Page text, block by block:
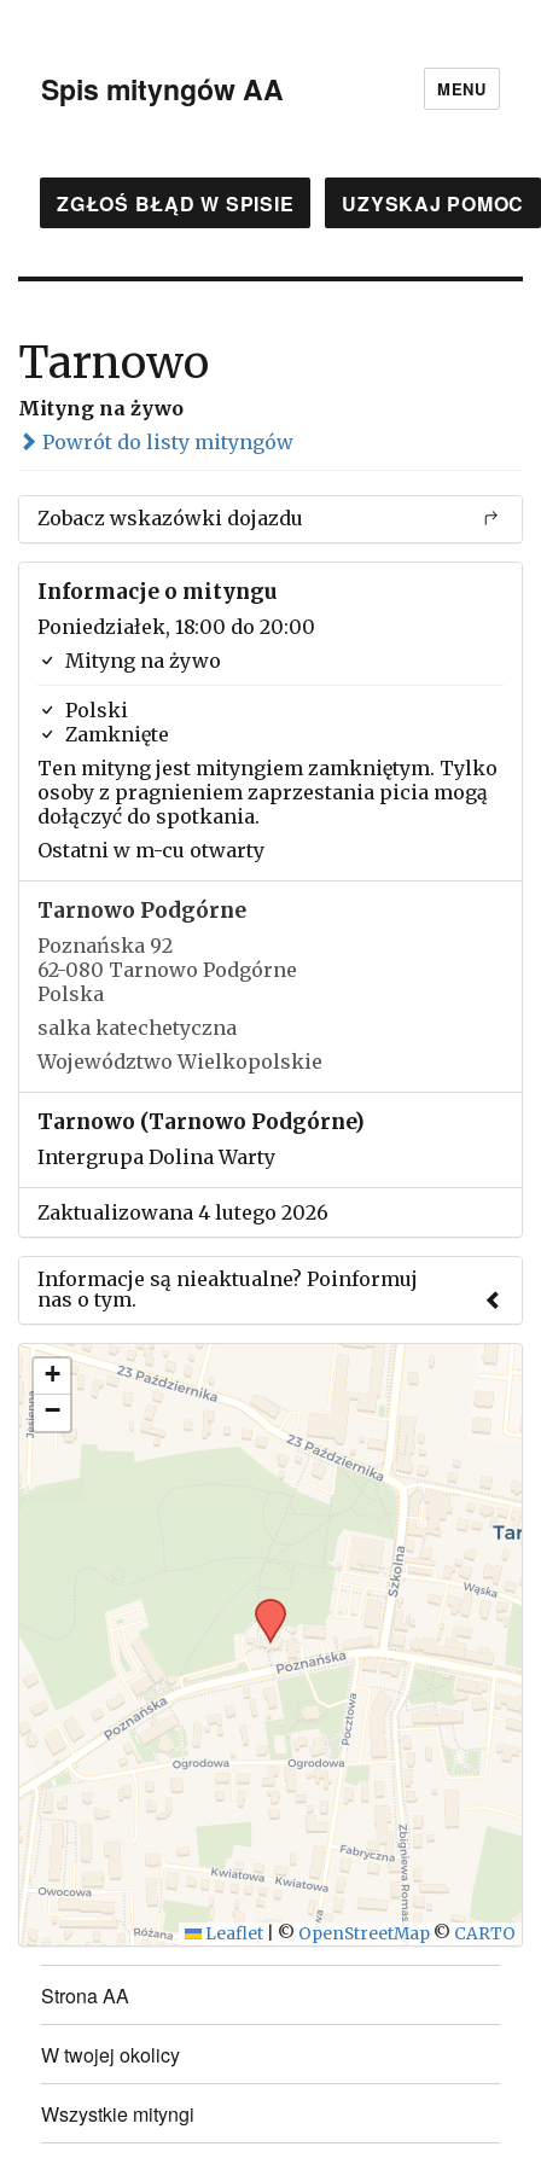
Spis mityngów AA MENU
ZGŁOŚ BŁĄD W SPISIE UZYSKAJ POMOC
Tarnowo
Mityng na żywo
Powrót do listy mityngów
Zobacz wskazówki dojazdu
Informacje o mityngu
Poniedziałek, 18:00 do 20:00
Mityng na żywo
Polski
Zamknięte
Ten mityng jest mityngiem zamkniętym. Tylko
osoby z pragnieniem zaprzestania picia mogą
dołączyć do spotkania.
Ostatni w m-cu otwarty
Tarnowo Podgórne
Poznańska 92
62-080 Tarnowo Podgórne
Polska
salka katechetyczna
Województwo Wielkopolskie
Tarnowo (Tarnowo Podgórne)
Intergrupa Dolina Warty
Zaktualizowana 4 lutego 2026
Informacje są nieaktualne? Poinformuj
nas o tym.
Użyj tego formularza aby przesłać informację o
zmianach w powyższym mityngu.
WYŚLIJ
+
−
Leaflet © OpenStreetMap © CARTO
Strona AA
W twojej okolicy
Wszystkie mityngi